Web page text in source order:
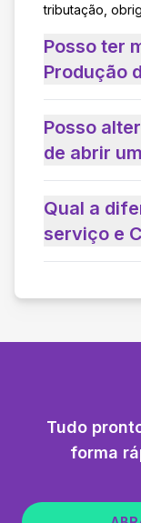
tributação,
Posso ter
Produção
Posso
de abrir
Qual a
serviço e
Tudo
forma